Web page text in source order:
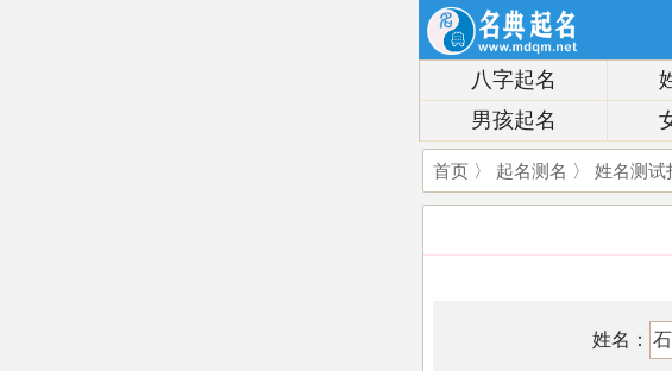
八字起名
男孩起名
首页 〉 起名测名 〉 姓名测试
姓名：